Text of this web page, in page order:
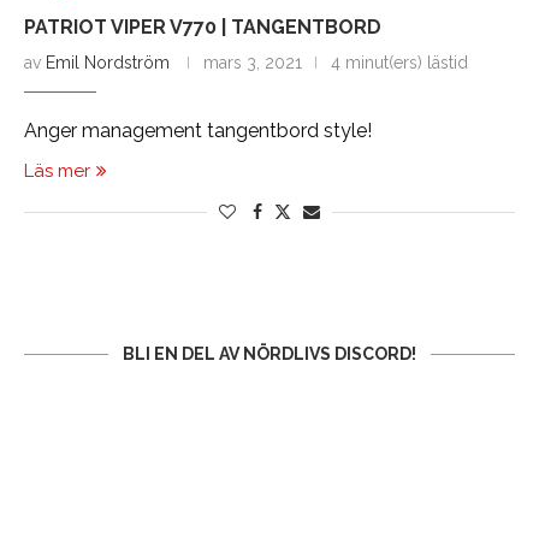
PATRIOT VIPER V770 | TANGENTBORD
av Emil Nordström mars 3, 2021 4 minut(ers) lästid
Anger management tangentbord style!
Läs mer
BLI EN DEL AV NÖRDLIVS DISCORD!